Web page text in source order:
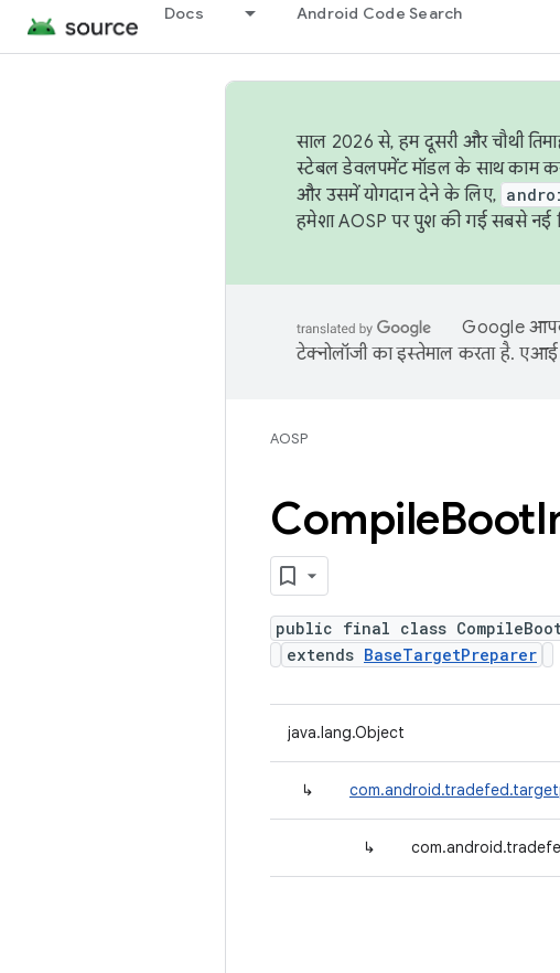
Docs Android Code Search
साल 2026 से, हम दूसरी और चौथी
स्टेबल डेवलपमेंट मॉडल के साथ काम
और उसमें योगदान देने के लिए,
हमेशा AOSP पर पुश की गई सबसे नई
Google
टेक्नोलॉजी का इस्तेमाल करता है.
AOSP
CompileBoot
public final class
extends BaseTargetPreparer
java.lang.Object
↳
↳